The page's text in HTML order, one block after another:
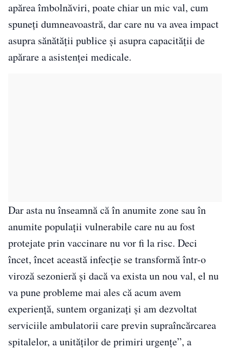
apărea îmbolnăviri, poate chiar un mic val, cum
spuneţi dumneavoastră, dar care nu va avea impact
asupra sănătăţii publice şi asupra capacităţii de
apărare a asistenţei medicale.
Dar asta nu înseamnă că în anumite zone sau în
anumite populaţii vulnerabile care nu au fost
protejate prin vaccinare nu vor fi la risc. Deci
încet, încet această infecţie se transformă într-o
viroză sezonieră şi dacă va exista un nou val, el nu
va pune probleme mai ales că acum avem
experienţă, suntem organizaţi şi am dezvoltat
serviciile ambulatorii care previn supraîncărcarea
spitalelor, a unităţilor de primiri urgenţe”, a